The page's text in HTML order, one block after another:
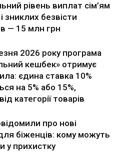
рівень виплат сім’ям
зниклих безвісти
— 15 млн грн
2026 року програма
кешбек» отримує
єдина ставка 10%
на 5% або 15%,
категорії товарів
про нові
біженців: кому можуть
у прихистку